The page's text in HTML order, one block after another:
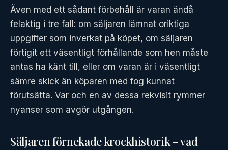
Även med ett sådant förbehåll är varan ändå
felaktig i tre fall: om säljaren lämnat oriktiga
uppgifter som inverkat på köpet, om säljaren
förtigit ett väsentligt förhållande som hen måste
antas ha känt till, eller om varan är i väsentligt
sämre skick än köparen med fog kunnat
förutsätta. Var och en av dessa rekvisit rymmer
nyanser som avgör utgången.
Säljaren förnekade krockhistorik – vad